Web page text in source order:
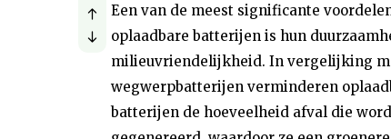
Een van de meest significante
oplaadbare batterijen is hun
milieuvriendelijkheid. In vergelijking
wegwerpbatterijen verminderen
batterijen de hoeveelheid afval die